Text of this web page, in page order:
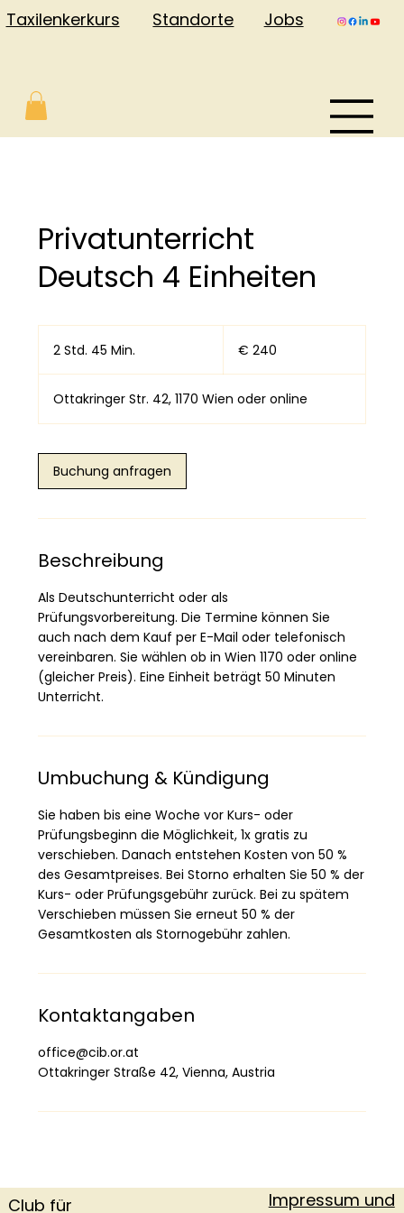
Taxilenkerkurs Standorte Jobs
Privatunterricht
Deutsch 4 Einheiten
2 Std. 45 Min.
S
t
.
4
5
M
€ 240
Ottakringer Str. 42, 1170 Wien oder online
Buchung anfragen
Beschreibung
Als Deutschunterricht oder als
Prüfungsvorbereitung. Die Termine können Sie
auch nach dem Kauf per E-Mail oder telefonisch
vereinbaren. Sie wählen ob in Wien 1170 oder online
(gleicher Preis). Eine Einheit beträgt 50 Minuten
Unterricht.
Umbuchung & Kündigung
Sie haben bis eine Woche vor Kurs- oder
Prüfungsbeginn die Möglichkeit, 1x gratis zu
verschieben. Danach entstehen Kosten von 50 %
des Gesamtpreises. Bei Storno erhalten Sie 50 % der
Kurs- oder Prüfungsgebühr zurück. Bei zu spätem
Verschieben müssen Sie erneut 50 % der
Gesamtkosten als Stornogebühr zahlen.
Kontaktangaben
office@cib.or.at
Ottakringer Straße 42, Vienna, Austria
Club für Impressum und